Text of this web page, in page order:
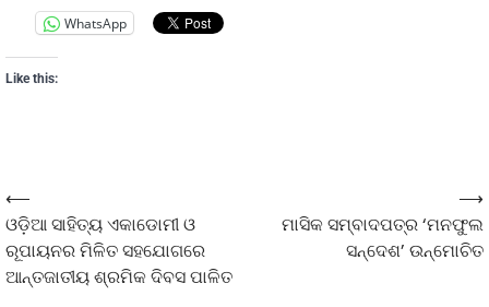
WhatsApp
Like this:
⟵
ଓଡ଼ିଆ ସାହିତ୍ୟ ଏକାଡୋମୀ ଓ
ରୂପାୟନର ମିଳିତ ସହଯୋଗରେ
ଆନ୍ତଜାତୀୟ ଶ୍ରମିକ ଦିବସ ପାଳିତ
ମାସିକ ସମ୍ବାଦପତ୍ର ‘ମନଫୁଲ
ସନ୍ଦେଶ’ ଉନ୍ମୋଚିତ
⟶